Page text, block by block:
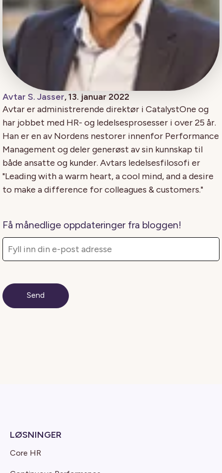
Avtar S. Jasser, 13. januar 2022
Avtar er administrerende direktør i CatalystOne og
har jobbet med HR- og ledelsesprosesser i over 25 år.
Han er en av Nordens nestorer innenfor Performance
Management og deler generøst av sin kunnskap til
både ansatte og kunder. Avtars ledelsesfilosofi er
"Leading with a warm heart, a cool mind, and a desire
to make a difference for colleagues & customers."
Få månedlige oppdateringer fra bloggen!
LØSNINGER
Core HR